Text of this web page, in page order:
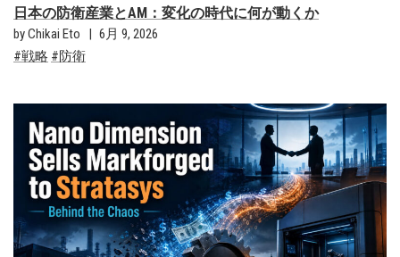
日本の防衛産業とAM：変化の時代に何が動くか
by Chikai Eto
6月 9, 2026
戦略
防衛